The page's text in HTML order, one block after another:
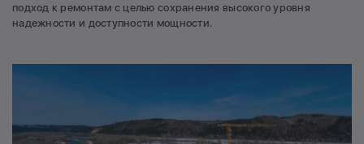
подход к ремонтам с целью сохранения высокого уровня
надежности и доступности мощности.